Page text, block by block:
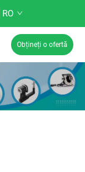
RO
Obțineți o ofertă